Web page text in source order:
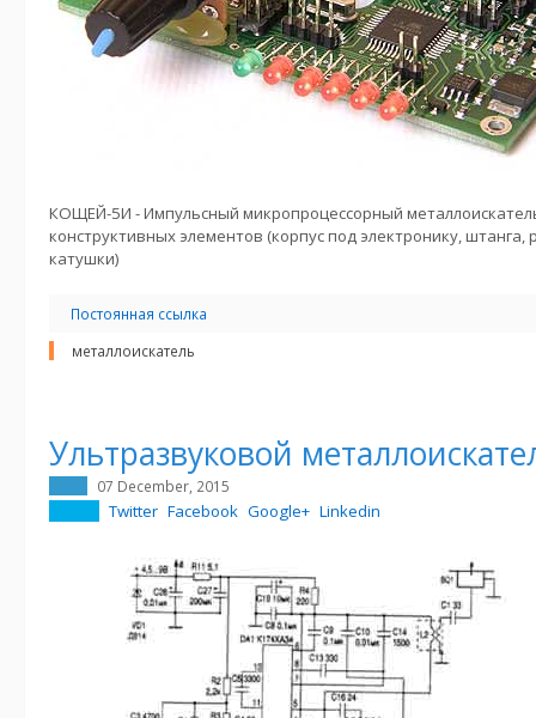
КОЩЕЙ-5И - Импульсный микропроцессорный
конструктивных элементов (корпус под электронику, штанга,
катушки)
Постоянная ссылка
металлоискатель
Ультразвуковой
07 December, 2015
Twitter Facebook Google+ Linkedin